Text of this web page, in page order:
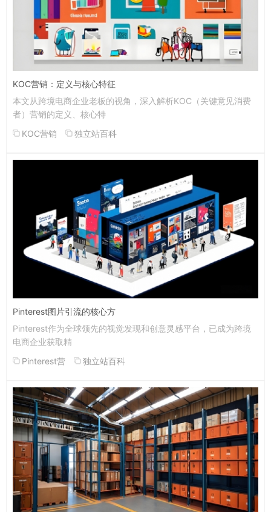
KOC营销：定义与核心特征
本文从跨境电商企业老板的视角，深入解析KOC（关键意见消费
者）营销的定义、核心特
KOC营销
独立站百科
Pinterest图片引流的核心方
Pinterest作为全球领先的视觉发现和创意灵感平台，已成为跨境
电商企业获取精
Pinterest营
独立站百科